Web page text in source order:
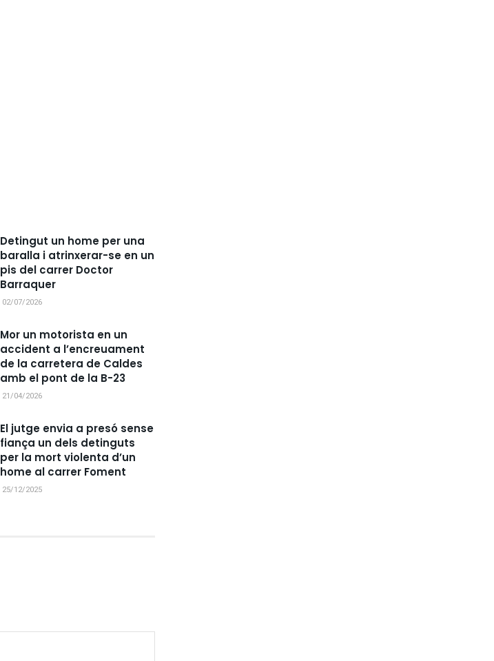
Detingut un home per una
baralla i atrinxerar-se en un
pis del carrer Doctor
Barraquer
02/07/2026
Mor un motorista en un
accident a l’encreuament
de la carretera de Caldes
amb el pont de la B-23
21/04/2026
El jutge envia a presó sense
fiança un dels detinguts
per la mort violenta d’un
home al carrer Foment
25/12/2025